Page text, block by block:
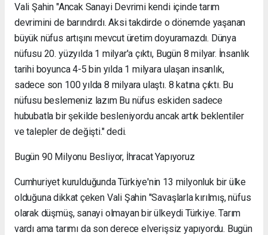
Vali Şahin "Ancak Sanayi Devrimi kendi içinde tarım
devrimini de barındırdı. Aksi takdirde o dönemde yaşanan
büyük nüfus artışını mevcut üretim doyuramazdı. Dünya
nüfusu 20. yüzyılda 1 milyar'a çıktı, Bugün 8 milyar. İnsanlık
tarihi boyunca 4-5 bin yılda 1 milyara ulaşan insanlık,
sadece son 100 yılda 8 milyara ulaştı. 8 katına çıktı. Bu
nüfusu beslemeniz lazım Bu nüfus eskiden sadece
hububatla bir şekilde besleniyordu ancak artık beklentiler
ve talepler de değişti." dedi.
Bugün 90 Milyonu Besliyor, İhracat Yapıyoruz
Cumhuriyet kurulduğunda Türkiye'nin 13 milyonluk bir ülke
olduğuna dikkat çeken Vali Şahin "Savaşlarla kırılmış, nüfus
olarak düşmüş, sanayi olmayan bir ülkeydi Türkiye. Tarım
vardı ama tarımı da son derece elverişsiz yapıyordu. Bugün